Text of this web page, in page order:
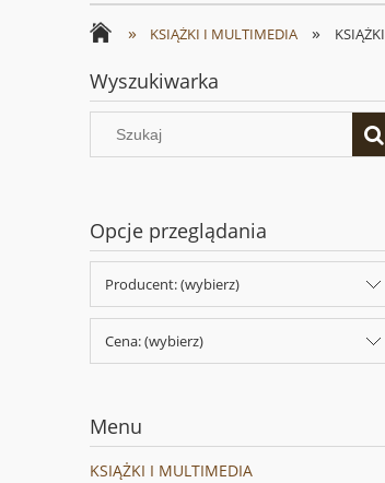
» KSIĄŻKI I MULTIMEDIA » KSIĄŻKI
Wyszukiwarka
Opcje przeglądania
Producent: (wybierz)
Cena: (wybierz)
Menu
KSIĄŻKI I MULTIMEDIA